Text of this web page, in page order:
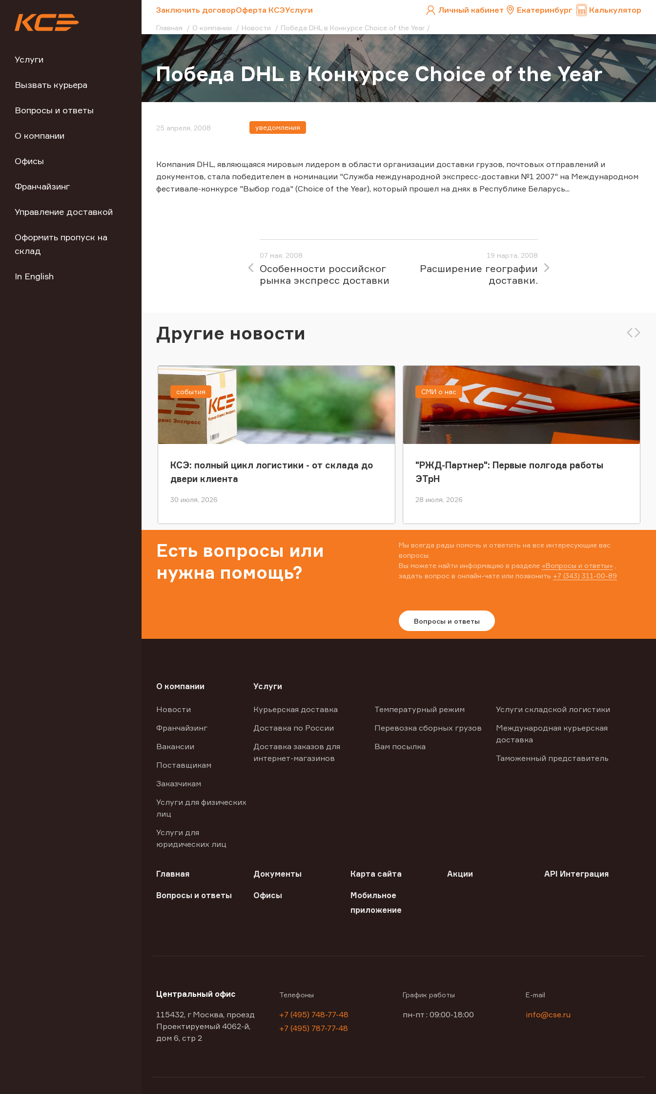
Услуги
Вызвать курьера
Вопросы и ответы
О компании
Офисы
Франчайзинг
Управление доставкой
Оформить пропуск на
склад
In English
Заключить договорОферта КСЭУслуги Личный кабинет Екатеринбург Калькулятор
Главная О компании Новости Победа DHL в Конкурсе Choice of the Year
Победа DHL в Конкурсе Choice of the Year
25 апреля, 2008 уведомления
Компания DHL, являющаяся мировым лидером в области организации доставки грузов, почтовых отправлений и
документов, стала победителем в номинации "Служба международной экспресс-доставки №1 2007" на Международном
фестивале-конкурсе "Выбор года" (Choice of the Year), который прошел на днях в Республике Беларусь...
07 мая, 2008
Особенности российског
рынка экспресс доставки
19 марта, 2008
Расширение географии
доставки.
Другие новости
КСЭ: полный цикл логистики - от склада до
двери клиента
30 июля, 2026
события
"РЖД-Партнер": Первые полгода работы
ЭТрН
28 июля, 2026
СМИ о нас
Есть вопросы или
нужна помощь?
Мы всегда рады помочь и ответить на все интересующие вас
вопросы.
Вы можете найти информацию в разделе «Вопросы и ответы»
задать вопрос в онлайн-чате или позвонить +7 (343) 311-00-89
Вопросы и ответы
О компании
Новости
Франчайзинг
Вакансии
Поставщикам
Заказчикам
Услуги для физических
лиц
Услуги для
юридических лиц
Услуги
Курьерская доставка
Доставка по России
Доставка заказов для
интернет-магазинов
Температурный режим
Перевозка сборных грузов
Вам посылка
Услуги складской логистики
Международная курьерская
доставка
Таможенный представитель
Главная Документы Карта сайта Акции API Интеграция
Вопросы и ответы Офисы
Мобильное
приложение
Центральный офис
115432, г Москва, проезд
Проектируемый 4062-й,
дом 6, стр 2
Телефоны
+7 (495) 748-77-48
+7 (495) 787-77-48
График работы
пн-пт : 09:00-18:00
E-mail
info@cse.ru